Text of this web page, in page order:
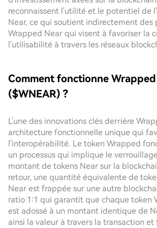
reconnaissent l'utilité et le potentiel de
Near, ce qui soutient indirectement des
Wrapped Near qui visent à favoriser la
l'utilisabilité à travers les réseaux
Comment fonctionne
($WNEAR) ?
L'une des innovations clés derrière
architecture fonctionnelle unique qui
l'interopérabilité. Le token Wrapped
un processus qui implique le
montant de tokens Near sur la
retour, une quantité équivalente de
Near est frappée sur une autre
ratio 1:1 qui garantit que chaque token
est adossé à un montant identique de
ainsi la valeur à travers la transaction et